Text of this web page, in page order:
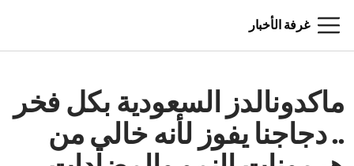
غرفة الأخبار
ماكدونالدز السعودية بكل فخر
.. دجاجنا يفوز لأنه خالي من